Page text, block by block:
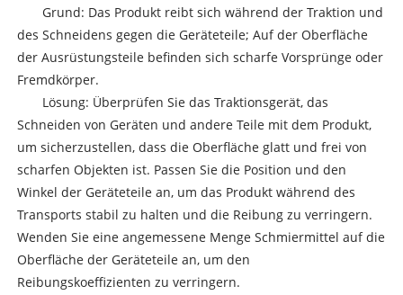
Grund: Das Produkt reibt sich während der Traktion und
des Schneidens gegen die Geräteteile; Auf der Oberfläche
der Ausrüstungsteile befinden sich scharfe Vorsprünge oder
Fremdkörper.
Lösung: Überprüfen Sie das Traktionsgerät, das
Schneiden von Geräten und andere Teile mit dem Produkt,
um sicherzustellen, dass die Oberfläche glatt und frei von
scharfen Objekten ist. Passen Sie die Position und den
Winkel der Geräteteile an, um das Produkt während des
Transports stabil zu halten und die Reibung zu verringern.
Wenden Sie eine angemessene Menge Schmiermittel auf die
Oberfläche der Geräteteile an, um den
Reibungskoeffizienten zu verringern.